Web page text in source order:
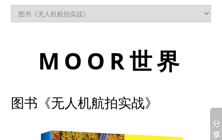
MOOR世界
图书《无人机航拍实战》